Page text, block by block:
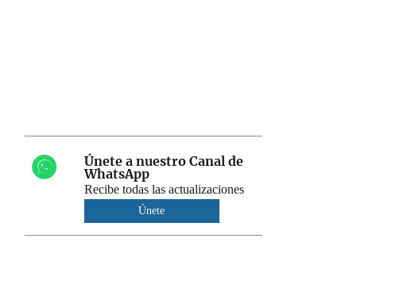
Únete a nuestro Canal de
WhatsApp
Recibe todas las actualizaciones
Únete